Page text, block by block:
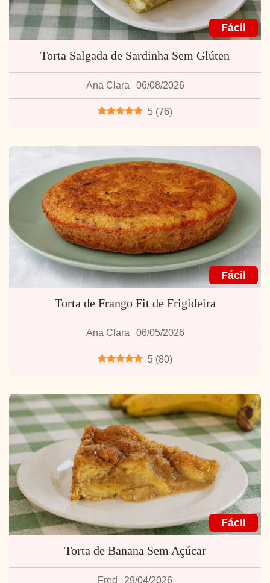
Fácil
Torta Salgada de Sardinha Sem Glúten
Ana Clara 06/08/2026
5 (76)
Fácil
Torta de Frango Fit de Frigideira
Ana Clara 06/05/2026
5 (80)
Fácil
Torta de Banana Sem Açúcar
Fred 29/04/2026